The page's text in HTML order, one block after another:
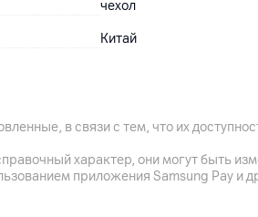
чехол
Китай
в связи с тем, что их
характер, они могут быть
приложения Samsung Pay и